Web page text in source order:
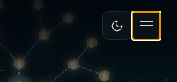
Integrações
Concierge
e Entretenimento
Recursos